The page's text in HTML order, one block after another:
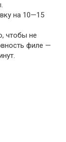
на 10—15
чтобы не
филе —